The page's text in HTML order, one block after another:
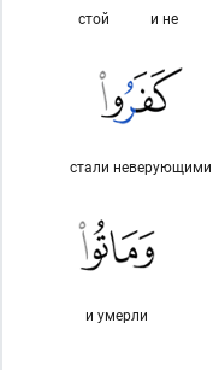
и не
стой
стали неверующими
и умерли